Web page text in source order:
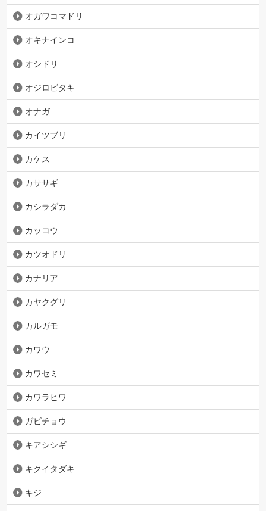
オガワコマドリ
オキナインコ
オシドリ
オジロビタキ
オナガ
カイツブリ
カケス
カササギ
カシラダカ
カッコウ
カツオドリ
カナリア
カヤクグリ
カルガモ
カワウ
カワセミ
カワラヒワ
ガビチョウ
キアシシギ
キクイタダキ
キジ